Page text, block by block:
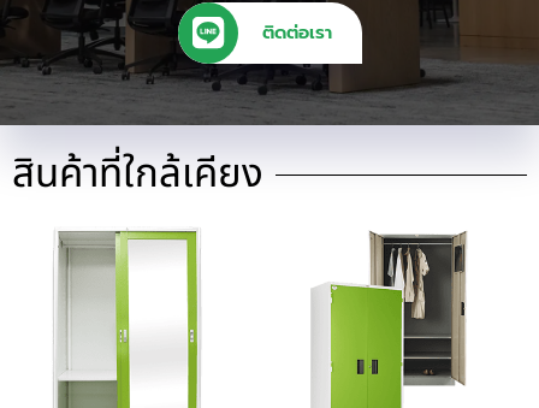
ติดต่อเรา
สินค้าที่ใกล้เคียง